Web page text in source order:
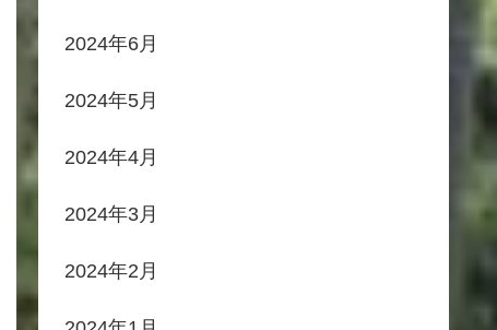
2024年6月
2024年5月
2024年4月
2024年3月
2024年2月